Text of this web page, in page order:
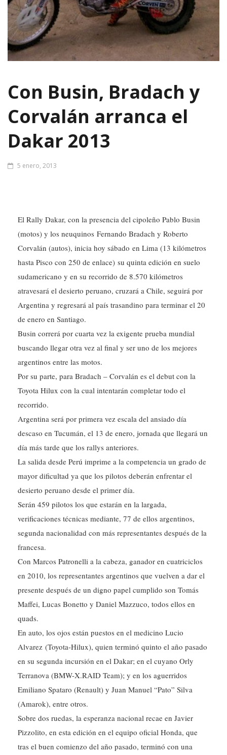
Con Busin, Bradach y
Corvalán arranca el
Dakar 2013
5 enero, 2013
El Rally Dakar, con la presencia del cipoleño Pablo Busin
(motos) y los neuquinos Fernando Bradach y Roberto
Corvalán (autos), inicia hoy sábado en Lima (13 kilómetros
hasta Pisco con 250 de enlace) su quinta edición en suelo
sudamericano y en su recorrido de 8.570 kilómetros
atravesará el desierto peruano, cruzará a Chile, seguirá por
Argentina y regresará al país trasandino para terminar el 20
de enero en Santiago.
Busin correrá por cuarta vez la exigente prueba mundial
buscando llegar otra vez al final y ser uno de los mejores
argentinos entre las motos.
Por su parte, para Bradach – Corvalán es el debut con la
Toyota Hilux con la cual intentarán completar todo el
recorrido.
Argentina será por primera vez escala del ansiado día
descaso en Tucumán, el 13 de enero, jornada que llegará un
día más tarde que los rallys anteriores.
La salida desde Perú imprime a la competencia un grado de
mayor dificultad ya que los pilotos deberán enfrentar el
desierto peruano desde el primer día.
Serán 459 pilotos los que estarán en la largada,
verificaciones técnicas mediante, 77 de ellos argentinos,
segunda nacionalidad con más representantes después de la
francesa.
Con Marcos Patronelli a la cabeza, ganador en cuatriciclos
en 2010, los representantes argentinos que vuelven a dar el
presente después de un digno papel cumplido son Tomás
Maffei, Lucas Bonetto y Daniel Mazzuco, todos ellos en
quads.
En auto, los ojos están puestos en el medicino Lucio
Alvarez (Toyota-Hilux), quien terminó quinto el año pasado
en su segunda incursión en el Dakar; en el cuyano Orly
Terranova (BMW-X.RAID Team); y en los aguerridos
Emiliano Spataro (Renault) y Juan Manuel “Pato” Silva
(Amarok), entre otros.
Sobre dos ruedas, la esperanza nacional recae en Javier
Pizzolito, en esta edición en el equipo oficial Honda, que
tras el buen comienzo del año pasado, terminó con una